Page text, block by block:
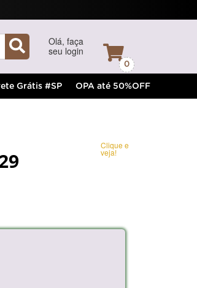
Olá, faça
seu login
0
Grátis #SP OPA até 50%OFF
Clique e
veja!